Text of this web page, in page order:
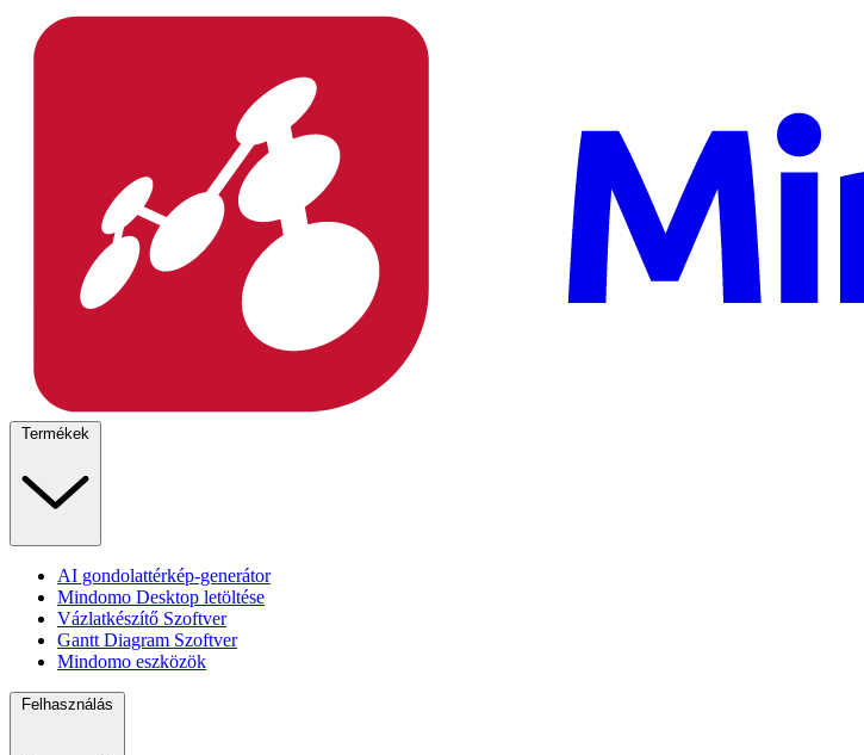
Termékek
AI gondolattérkép-generátor
Mindomo Desktop letöltése
Vázlatkészítő Szoftver
Gantt Diagram Szoftver
Mindomo eszközök
Felhasználás